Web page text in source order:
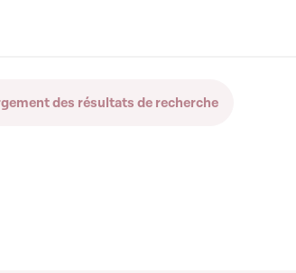
des résultats de recherche